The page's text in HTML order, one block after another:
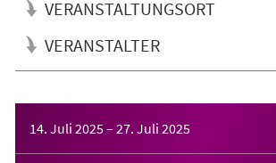
VERANSTALTUNGSORT
VERANSTALTER
14. Juli 2025– 27. Juli 2025